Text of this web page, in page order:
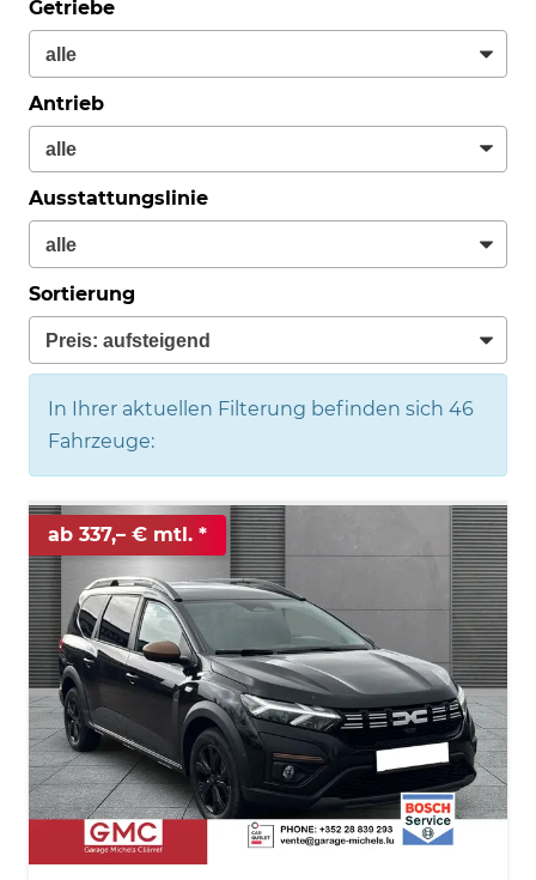
Getriebe
Antrieb
Ausstattungslinie
Sortierung
In Ihrer aktuellen Filterung befinden sich 46
Fahrzeuge:
ab 337,– € mtl.